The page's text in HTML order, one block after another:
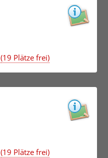
(19 Plätze frei)
(19 Plätze frei)